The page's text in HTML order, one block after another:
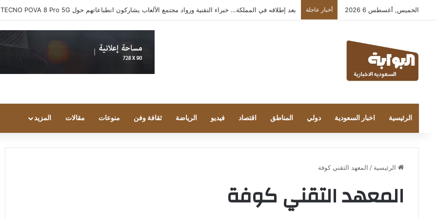
الخميس, أغسطس 6 2026 أخبار عاجلة بعد إطلاقه في المملكة… خبراء التقنية ورواد مجتمع الألعاب يشاركون انطباعاتهم حول TECNO POVA 8 Pro 5G
الرئيسية اخبار السعودية دولي المناطق اقتصاد فيديو الرياضة ثقافة وفن منوعات مقالات المزيد
الرئيسية / المعهد التقني كوفة
المعهد التقني كوفة